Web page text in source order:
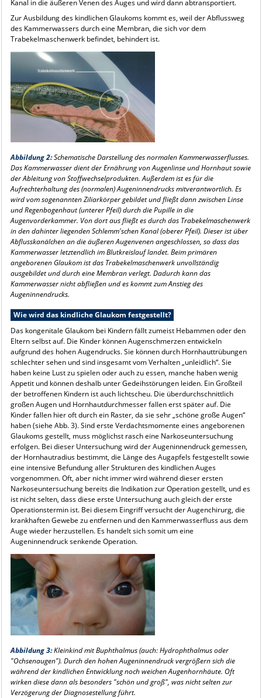
Kanal in die äußeren Venen des Auges und wird dann abtransportiert.
Zur Ausbildung des kindlichen Glaukoms kommt es, weil der Abflussweg
des Kammer­wassers durch eine Membran, die sich vor dem
Trabekelmaschenwerk befindet, behindert ist.
Abbildung 2:Schematische Darstellung des normalen Kammerwasserflusses.
Das Kammerwasser dient der Ernährung von Augenlinse und Hornhaut sowie
der Ableitung von Stoffwechselprodukten. Außerdem ist es für die
Aufrechterhaltung des (normalen) Augeninnendrucks mitverantwortlich. Es
wird vom sogenannten Ziliarkörper gebildet und fließt dann zwischen Linse
und Regenbogenhaut (unterer Pfeil) durch die Pupille in die
Augenvorderkammer. Von dort aus fließt es durch das Trabekelmaschenwerk
in den dahinter liegenden Schlemm'schen Kanal (oberer Pfeil). Dieser ist über
Abflusskanälchen an die äußeren Augenvenen angeschlossen, so dass das
Kammerwasser letztendlich im Blutkreislauf landet. Beim primären
angeborenen Glaukom ist das Trabekelmaschenwerk unvollständig
ausgebildet und durch eine Membran verlegt. Dadurch kann das
Kammerwasser nicht abfließen und es kommt zum Anstieg des
Augeninnendrucks.
Wie wird das kindliche Glaukom festgestellt?
Das kongenitale Glaukom bei Kindern fällt zumeist Hebammen oder den
Eltern selbst auf. Die Kinder können Augenschmerzen entwickeln
aufgrund des hohen Augendrucks. Sie können durch Hornhauttrübungen
schlechter sehen und sind insgesamt vom Verhalten „unleidlich“. Sie
haben keine Lust zu spielen oder auch zu essen, manche haben wenig
Appetit und können deshalb unter Gedeihstörungen leiden. Ein Großteil
der betroffenen Kindern ist auch lichtscheu. Die überdurchschnittlich
großen Augen und Hornhautdurchmesser fallen erst später auf. Die
Kinder fallen hier oft durch ein Raster, da sie sehr „schöne große Augen“
haben (siehe Abb. 3). Sind erste Verdachtsmomente eines angeborenen
Glaukoms gestellt, muss möglichst rasch eine Narkoseuntersuchung
erfolgen. Bei dieser Untersuchung wird der Augen­innen­druck gemessen,
der Hornhautradius bestimmt, die Länge des Augapfels fest­gestellt sowie
eine intensive Befundung aller Strukturen des kindlichen Auges
vorgenommen. Oft, aber nicht immer wird während dieser ersten
Narkoseuntersuchung bereits die Indikation zur Operation gestellt, und es
ist nicht selten, dass diese erste Untersuchung auch gleich der erste
Operationstermin ist. Bei diesem Eingriff versucht der Augenchirurg, die
krankhaften Gewebe zu entfernen und den Kammerwasserfluss aus dem
Auge wieder herzustellen. Es handelt sich somit um eine
Augeninnendruck senkende Operation.
Abbildung 3:Kleinkind mit Buphthalmus (auch: Hydrophthalmus oder
"Ochsenaugen"). Durch den hohen Augeninnendruck vergrößern sich die
während der kindlichen Entwicklung noch weichen Augenhornhäute. Oft
wirken diese dann als besonders "schön und groß", was nicht selten zur
Verzögerung der Diagnosestellung führt.